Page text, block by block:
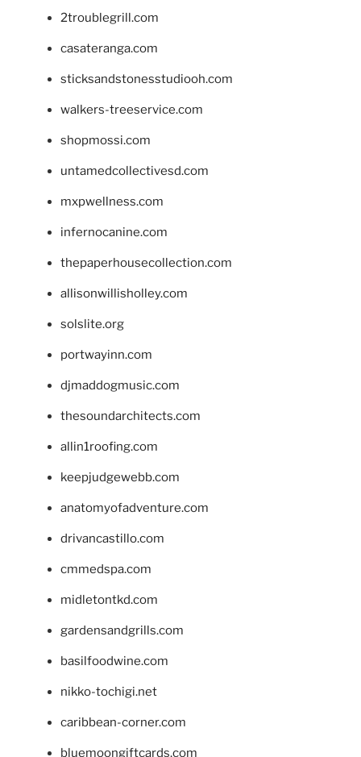
2troublegrill.com
casateranga.com
sticksandstonesstudiooh.com
walkers-treeservice.com
shopmossi.com
untamedcollectivesd.com
mxpwellness.com
infernocanine.com
thepaperhousecollection.com
allisonwillisholley.com
solslite.org
portwayinn.com
djmaddogmusic.com
thesoundarchitects.com
allin1roofing.com
keepjudgewebb.com
anatomyofadventure.com
drivancastillo.com
cmmedspa.com
midletontkd.com
gardensandgrills.com
basilfoodwine.com
nikko-tochigi.net
caribbean-corner.com
bluemoongiftcards.com